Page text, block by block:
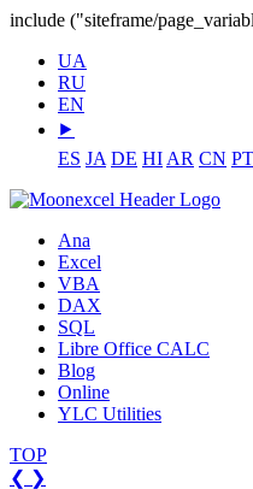
include ("siteframe/
UA
RU
EN
⯈
ES JA DE HI AR CN PT
Ana
Excel
VBA
DAX
SQL
Libre Office CALC
Blog
Online
YLC Utilities
TOP
❮ ❯